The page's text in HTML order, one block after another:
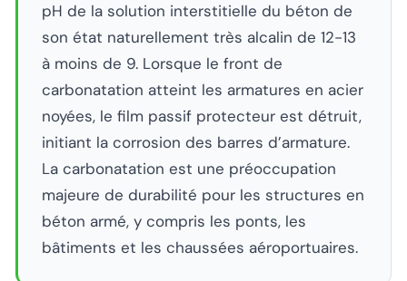
pH de la solution interstitielle du béton de
son état naturellement très alcalin de 12-13
à moins de 9. Lorsque le front de
carbonatation atteint les armatures en acier
noyées, le film passif protecteur est détruit,
initiant la corrosion des barres d’armature.
La carbonatation est une préoccupation
majeure de durabilité pour les structures en
béton armé, y compris les ponts, les
bâtiments et les chaussées aéroportuaires.